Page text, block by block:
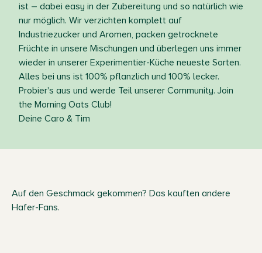
ist – dabei easy in der Zubereitung und so natürlich wie
nur möglich. Wir verzichten komplett auf
Industriezucker und Aromen, packen getrocknete
Früchte in unsere Mischungen und überlegen uns immer
wieder in unserer Experimentier-Küche neueste Sorten.
Alles bei uns ist 100% pflanzlich und 100% lecker.
Probier's aus und werde Teil unserer Community. Join
the Morning Oats Club!
Deine Caro & Tim
Auf den Geschmack gekommen? Das kauften andere
Hafer-Fans.